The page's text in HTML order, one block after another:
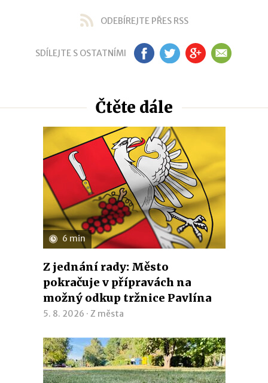
ODEBÍREJTE PŘES RSS
SDÍLEJTE S OSTATNÍMI FB TW GP EM
Čtěte dále
6 min
Z jednání rady: Město
pokračuje v přípravách na
možný odkup tržnice Pavlína
5. 8. 2026 · Z města